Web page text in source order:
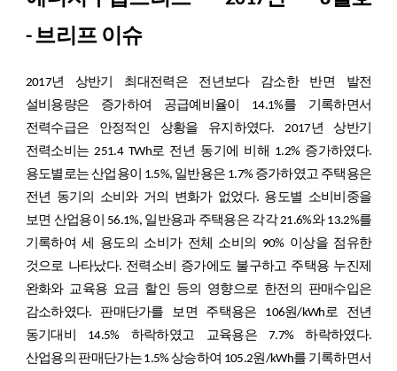
- 브리프 이슈
2017년 상반기 최대전력은 전년보다 감소한 반면 발전
설비용량은 증가하여 공급예비율이 14.1%를 기록하면서
전력수급은 안정적인 상황을 유지하였다. 2017년 상반기
전력소비는 251.4 TWh로 전년 동기에 비해 1.2% 증가하였다.
용도별로는 산업용이 1.5%, 일반용은 1.7% 증가하였고 주택용은
전년 동기의 소비와 거의 변화가 없었다. 용도별 소비비중을
보면 산업용이 56.1%, 일반용과 주택용은 각각 21.6%와 13.2%를
기록하여 세 용도의 소비가 전체 소비의 90% 이상을 점유한
것으로 나타났다. 전력소비 증가에도 불구하고 주택용 누진제
완화와 교육용 요금 할인 등의 영향으로 한전의 판매수입은
감소하였다. 판매단가를 보면 주택용은 106원/kWh로 전년
동기대비 14.5% 하락하였고 교육용은 7.7% 하락하였다.
산업용의 판매단가는 1.5% 상승하여 105.2원/kWh를 기록하면서